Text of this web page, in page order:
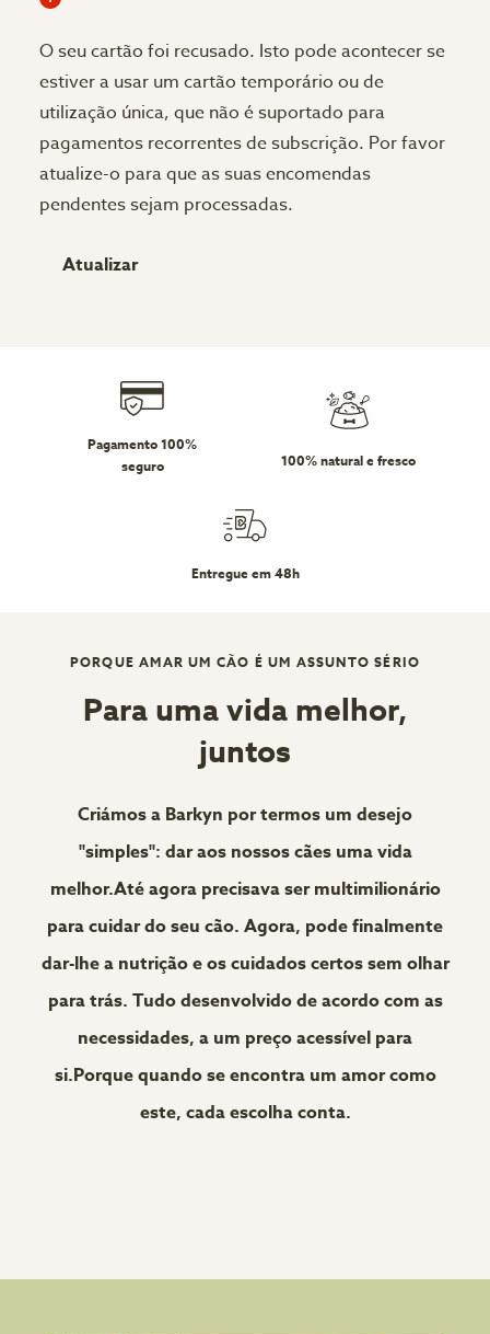
O seu cartão foi recusado. Isto pode acontecer se
estiver a usar um cartão temporário ou de
utilização única, que não é suportado para
pagamentos recorrentes de subscrição. Por favor
atualize-o para que as suas encomendas
pendentes sejam processadas.
Atualizar
Pagamento 100%
seguro
100% natural e fresco
Entregue em 48h
PORQUE AMAR UM CÃO É UM ASSUNTO SÉRIO
Para uma vida melhor,
juntos
Criámos a Barkyn por termos um desejo
"simples": dar aos nossos cães uma vida
melhor.Até agora precisava ser multimilionário
para cuidar do seu cão. Agora, pode finalmente
dar-lhe a nutrição e os cuidados certos sem olhar
para trás. Tudo desenvolvido de acordo com as
necessidades, a um preço acessível para
si.Porque quando se encontra um amor como
este, cada escolha conta.